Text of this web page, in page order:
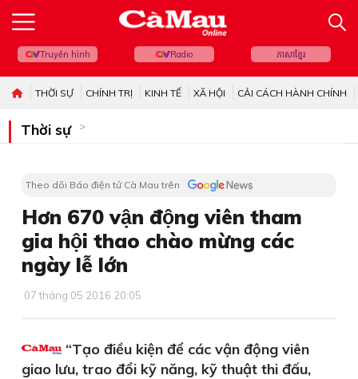
Truyền hình Radio ភាសាខ្មែរ
THỜI SỰ CHÍNH TRỊ KINH TẾ XÃ HỘI CẢI CÁCH HÀNH CHÍNH
Thời sự
Theo dõi Báo điện tử Cà Mau trên
Hơn 670 vận động viên tham
gia hội thao chào mừng các
ngày lễ lớn
07 tháng 05 2016 20:05
“Tạo điều kiện để các vận động viên
giao lưu, trao đổi kỹ năng, kỹ thuật thi đấu,